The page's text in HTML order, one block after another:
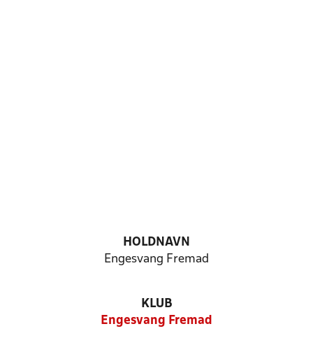
HOLDNAVN
Engesvang Fremad
KLUB
Engesvang Fremad